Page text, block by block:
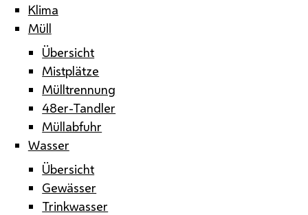
Klima
Müll
Übersicht
Mistplätze
Mülltrennung
48er-Tandler
Müllabfuhr
Wasser
Übersicht
Gewässer
Trinkwasser